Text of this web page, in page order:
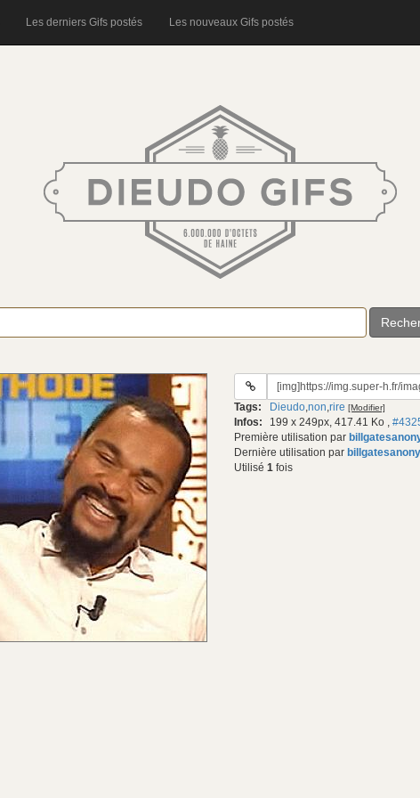
Les derniers Gifs postés Les nouveaux Gifs postés
URL
gif:
Tags: Dieudo,non,rire [Modifier]
Infos: 199 x 249px, 417.41 Ko ,
Première utilisation par
Dernière utilisation par
Utilisé 1 fois